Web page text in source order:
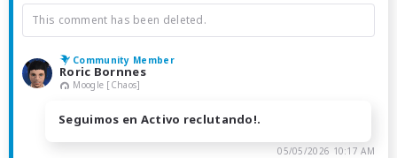
This comment has been deleted.
Community Member
Roric Bornnes
Moogle [Chaos]
Seguimos en Activo reclutando!.
05/05/2026 10:17 AM